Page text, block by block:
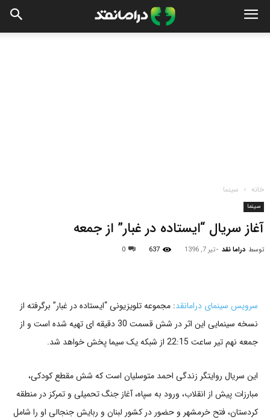
خانه سینما
سینما
آغاز سریال “ایستاده در غبار” از جمعه
توسط دراما نقد -تیر 7, 1396 637
0
سرویس سینمای درامانقد: مجموعه تلویزیونی “ایستاده در غبار” برگرفته از
نسخه سینمایی این اثر در شش قسمت 30 دقیقه ای تهیه شده است و از
جمعه نهم تیر ساعت 22:15 از شبکه یک سیما پخش خواهد شد.
این سریال روایتگر زندگی احمد متوسلیان است که شش مقطع کودکی،
مبارزات پیش از انقلاب، ورود به سپاه، آغاز جنگ تحمیلی و تمرکز در منطقه
کردستان، فتح خرمشهر و حضور در کشور لبنان و ربایش جنجالی او را شامل